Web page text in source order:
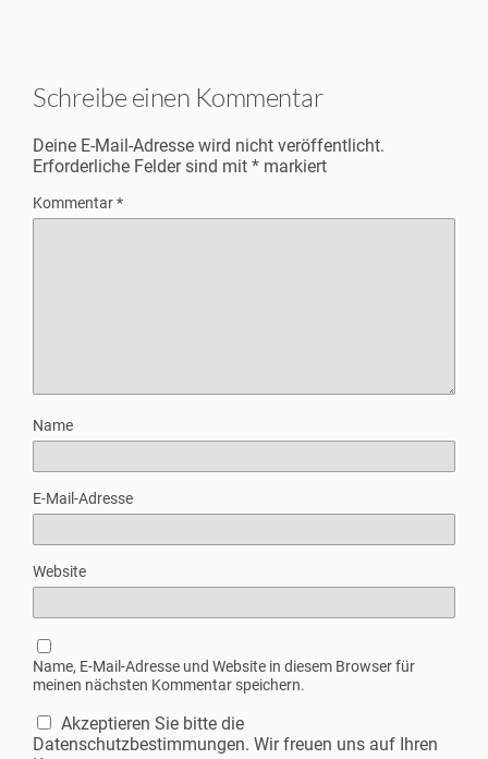
Schreibe einen Kommentar
Deine E-Mail-Adresse wird nicht veröffentlicht.
Erforderliche Felder sind mit * markiert
Kommentar*
Name
E-Mail-Adresse
Website
Name, E-Mail-Adresse und Website in diesem Browser für
meinen nächsten Kommentar speichern.
Akzeptieren Sie bitte die
Datenschutzbestimmungen. Wir freuen uns auf Ihren